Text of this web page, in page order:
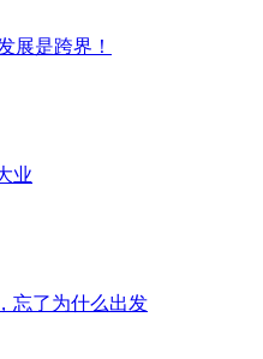
展是跨界！
业
忘了为什么出发